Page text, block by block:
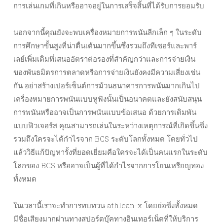
การเล่นเกมที่เกินหรืออาจอยู่ในการเสร็จสิ้นที่ได้รับการยอมรับ
นอกจากนี้คุณยังจะพบเครื่องหมายการพนันลีกเล็ก ๆ ในระดับ
การศึกษาขั้นสูงที่น่าตื่นเต้นมากขึ้นซึ่งรวมถึงทีเซอร์และพาร์
เลย์เพิ่มเติมที่เสนออัตราต่อรองที่สำคัญกว่าและการจ่ายเงิน
ของพันธมิตรการตลาดหรือการจ่ายเงินยังคงมีความเสี่ยงเช่น
กัน อย่าสร้างเปอร์เซ็นต์การม้วนธนาคารการพนันมากเกินไป
เครื่องหมายการพนันแบบหูฟังนั้นเป็นอนาคตและยังสนับสนุน
การพนันหรืออาจเป็นการพนันแบบข้อเสนอ ด้วยการเดิมพัน
แบบฟิวเจอร์ส คุณสามารถเล่นในระหว่างเหตุการณ์ที่เกิดขึ้นซึ่ง
รวมถึงใครจะได้กำไรจาก BCS ระดับโลกทั้งหมด โดยทั่วไป
แล้ววิธีแก้ปัญหารั้งที่ยอดเยี่ยมคือใครจะได้เป็นคนแรกในระดับ
โลกของ BCS หรืออาจเป็นผู้ที่ได้กำไรจากการโยนเหรียญทอง
ทั้งหมด
ในเวลานี้เราจะทำการทบทวน athlean-x โดยย่อซึ่งทั้งหมด
มีชื่อเสียงมากผ่านทางสปอร์ตบุ๊คทางอินเทอร์เน็ตที่ให้บริการ